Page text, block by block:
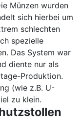
Münzen wurden
sich hierbei um
schlechten
spezielle
Das System war
diente nur als
Produktion.
(wie z.B. U-
zu klein.